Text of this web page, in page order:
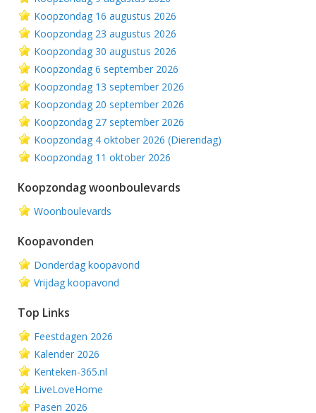
Koopzondag 16 augustus 2026
Koopzondag 23 augustus 2026
Koopzondag 30 augustus 2026
Koopzondag 6 september 2026
Koopzondag 13 september 2026
Koopzondag 20 september 2026
Koopzondag 27 september 2026
Koopzondag 4 oktober 2026 (Dierendag)
Koopzondag 11 oktober 2026
Koopzondag woonboulevards
Woonboulevards
Koopavonden
Donderdag koopavond
Vrijdag koopavond
Top Links
Feestdagen 2026
Kalender 2026
Kenteken-365.nl
LiveLoveHome
Pasen 2026